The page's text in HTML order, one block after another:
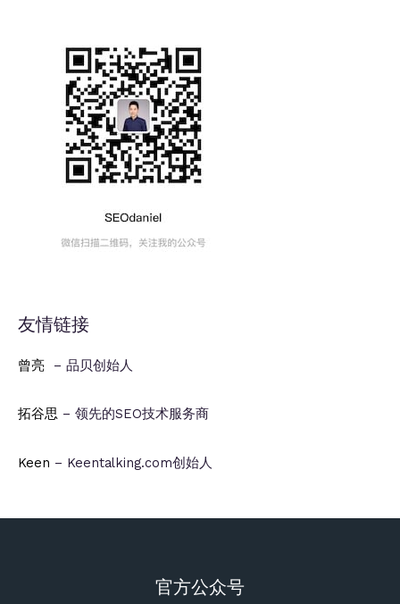
友情链接
曾亮 – 品贝创始人
拓谷思 – 领先的SEO技术服务商
Keen – Keentalking.com创始人
官方公众号